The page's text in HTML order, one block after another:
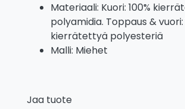
Materiaali: Kuori: 100%
polyamidia. Toppaus & vuori:
kierrätettyä polyesteriä
Malli: Miehet
Jaa tuote